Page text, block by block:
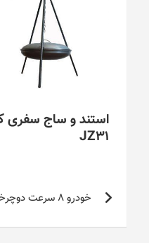
استند و ساج سفری
JZ31
راهبری
نوشته
خودرو 8 سرعت دوچرخه شیمانو مدل کشوی